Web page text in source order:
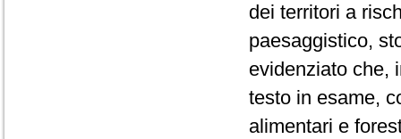
dei territori a
paesaggistico,
evidenziato che,
testo in esame,
alimentari e